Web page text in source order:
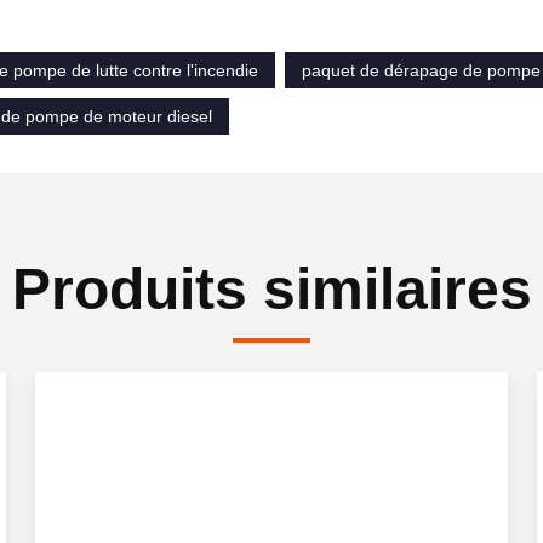
pompe de lutte contre l'incendie
paquet de dérapage de
pompe de moteur diesel
Produits similaires